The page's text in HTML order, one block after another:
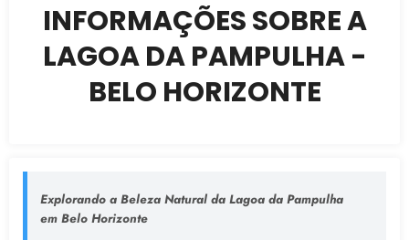
INFORMAÇÕES SOBRE A
LAGOA DA PAMPULHA -
BELO HORIZONTE
Explorando a Beleza Natural da Lagoa da Pampulha
em Belo Horizonte